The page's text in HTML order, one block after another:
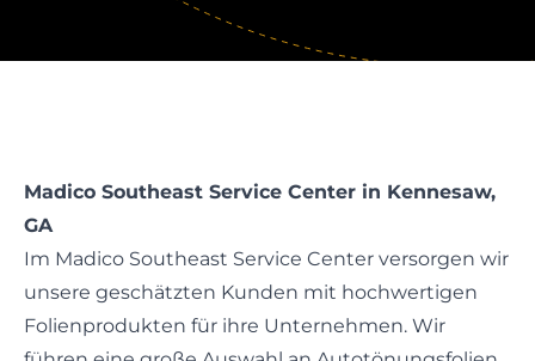
Madico Southeast Service Center in Kennesaw,
GA
Im Madico Southeast Service Center versorgen wir
unsere geschätzten Kunden mit hochwertigen
Folienprodukten für ihre Unternehmen. Wir